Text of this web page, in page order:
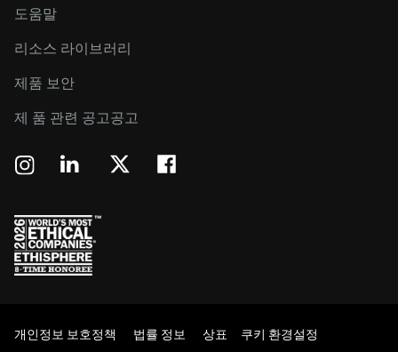
도움말
리소스 라이브러리
제품 보안
제 품 관련 공고공고
개인정보 보호정책 법률 정보 상표 쿠키 환경설정